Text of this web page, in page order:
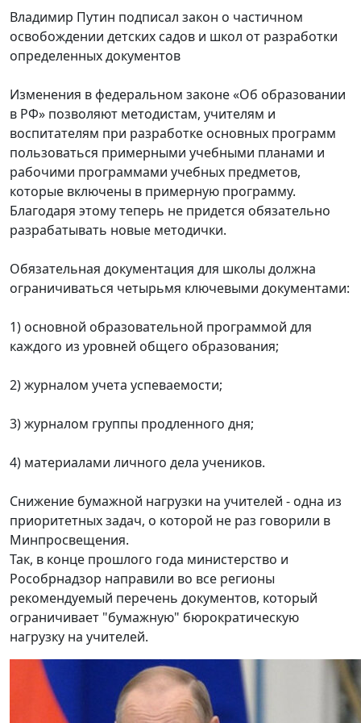
Владимир Путин подписал закон о частичном
освобождении детских садов и школ от разработки
определенных документов
Изменения в федеральном законе «Об образовании
в РФ» позволяют методистам, учителям и
воспитателям при разработке основных программ
пользоваться примерными учебными планами и
рабочими программами учебных предметов,
которые включены в примерную программу.
Благодаря этому теперь не придется обязательно
разрабатывать новые методички.
Обязательная документация для школы должна
ограничиваться четырьмя ключевыми документами:
1) основной образовательной программой для
каждого из уровней общего образования;
2) журналом учета успеваемости;
3) журналом группы продленного дня;
4) материалами личного дела учеников.
Снижение бумажной нагрузки на учителей - одна из
приоритетных задач, о которой не раз говорили в
Минпросвещения.
Так, в конце прошлого года министерство и
Рособрнадзор направили во все регионы
рекомендуемый перечень документов, который
ограничивает "бумажную" бюрократическую
нагрузку на учителей.